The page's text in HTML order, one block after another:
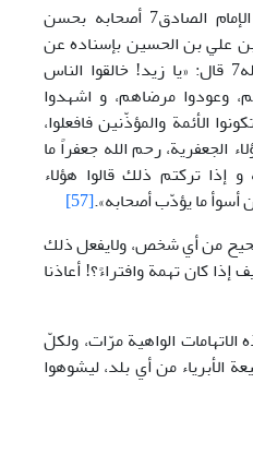
وفي رواية زيد الشحّام أمر الإمام الصادق7 أصحابه بحسن
علي بن الحسين بإسناده عن
زيد الشحّام، عن أبي عبد الله7 قال: «يا زيد! خالقوا الناس
وعودوا مرضاهم، و اشهدوا
الأئمة والمؤذّنين فافعلوا،
الجعفرية، رحم الله جعفراً ما
تركتم ذلك قالوا هؤلاء
أسوأ ما يؤدّب أصحابه».[57]
صحيح من أي شخص، ولايفعل ذلك
کان تهمة وافتراءً؟! أعاذنا
الواهية مرّات، ولکلّ
الأبرياء من أي بلد، ليشوهوا